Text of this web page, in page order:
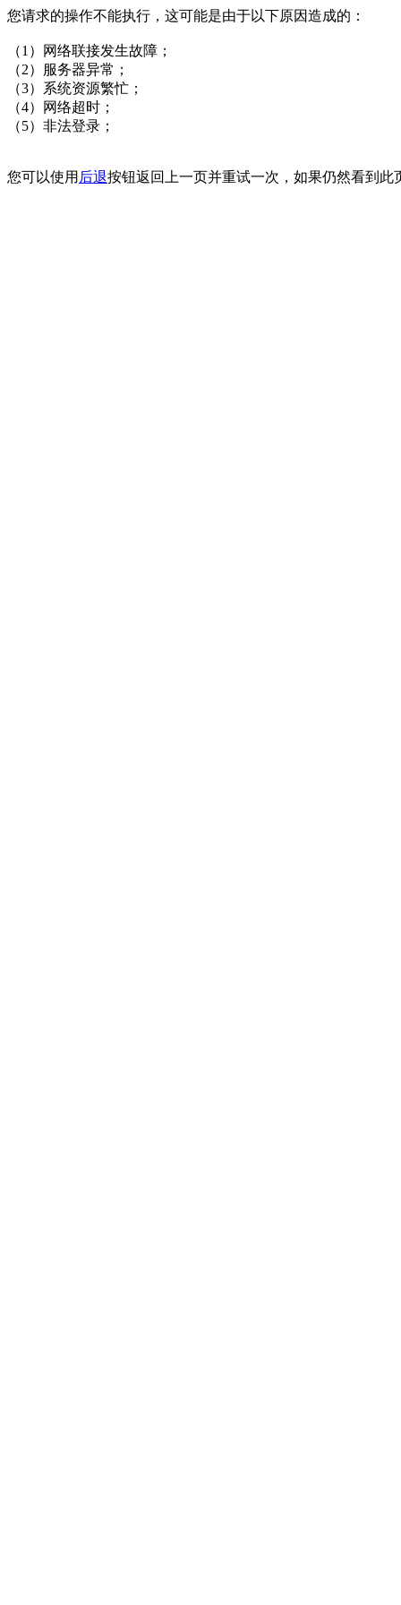
您请求的操作不能执行，这可能是由于以下原因造成的：
（1）网络联接发生故障；
（2）服务器异常；
（3）系统资源繁忙；
（4）网络超时；
（5）非法登录；
您可以使用 后退按钮返回上一页并重试一次，如果仍然看到此